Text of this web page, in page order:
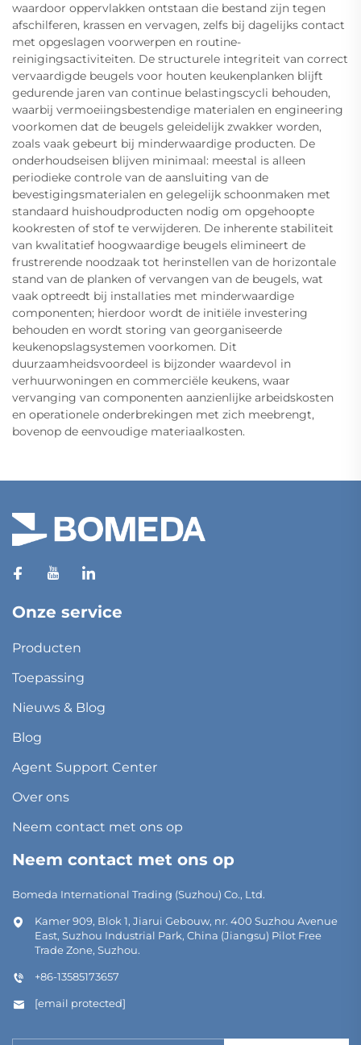
waardoor oppervlakken ontstaan die bestand zijn tegen
afschilferen, krassen en vervagen, zelfs bij dagelijks contact
met opgeslagen voorwerpen en routine-
reinigingsactiviteiten. De structurele integriteit van correct
vervaardigde beugels voor houten keukenplanken blijft
gedurende jaren van continue belastingscycli behouden,
waarbij vermoeiingsbestendige materialen en engineering
voorkomen dat de beugels geleidelijk zwakker worden,
zoals vaak gebeurt bij minderwaardige producten. De
onderhoudseisen blijven minimaal: meestal is alleen
periodieke controle van de aansluiting van de
bevestigingsmaterialen en gelegelijk schoonmaken met
standaard huishoudproducten nodig om opgehoopte
kookresten of stof te verwijderen. De inherente stabiliteit
van kwalitatief hoogwaardige beugels elimineert de
frustrerende noodzaak tot herinstellen van de horizontale
stand van de planken of vervangen van de beugels, wat
vaak optreedt bij installaties met minderwaardige
componenten; hierdoor wordt de initiële investering
behouden en wordt storing van georganiseerde
keukenopslagsystemen voorkomen. Dit
duurzaamheidsvoordeel is bijzonder waardevol in
verhuurwoningen en commerciële keukens, waar
vervanging van componenten aanzienlijke arbeidskosten
en operationele onderbrekingen met zich meebrengt,
bovenop de eenvoudige materiaalkosten.
Onze service
Producten
Toepassing
Nieuws & Blog
Blog
Agent Support Center
Over ons
Neem contact met ons op
Neem contact met ons op
Bomeda International Trading (Suzhou) Co., Ltd.
Kamer 909, Blok 1, Jiarui Gebouw, nr. 400 Suzhou Avenue
East, Suzhou Industrial Park, China (Jiangsu) Pilot Free
Trade Zone, Suzhou.
+86-13585173657
[email protected]